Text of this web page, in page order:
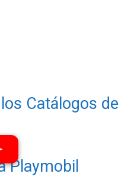
Catálogos de
Playmobil